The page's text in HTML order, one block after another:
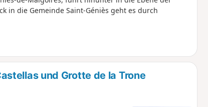
in die Gemeinde Saint-Géniès geht es durch
und Grotte de la Trone